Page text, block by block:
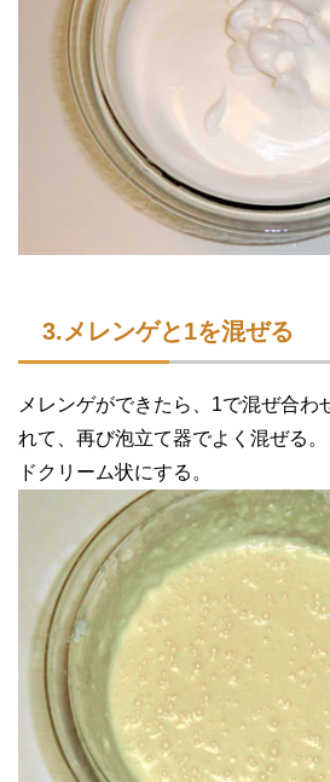
3.メレンゲと1を混ぜる
メレンゲができたら、1で混ぜ合わ
れて、再び泡立て器でよく混ぜる
ドクリーム状にする。